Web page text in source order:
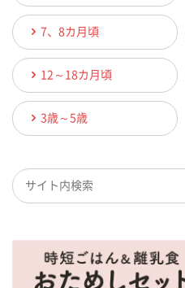
7、8カ月頃
12～18カ月頃
3歳～5歳
検索キーワード入力